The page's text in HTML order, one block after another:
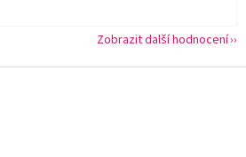
Zobrazit další hodnocení